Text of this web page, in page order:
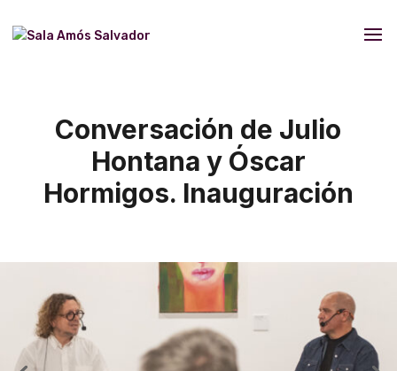
Conversación de Julio
Hontana y Óscar
Hormigos. Inauguración